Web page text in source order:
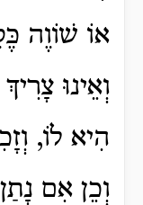
אוֹ שׁוֹוֶה
וְאֵינוּ
הִיא לוֹ,
וְכֵן אִם